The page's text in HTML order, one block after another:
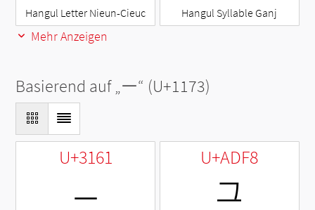
Hangul Letter Nieun-Cieuc Hangul Syllable Ganj
Mehr Anzeigen
Basierend auf „ᅳ“ (U+1173)
U+3161
ㅡ
U+ADF8
그